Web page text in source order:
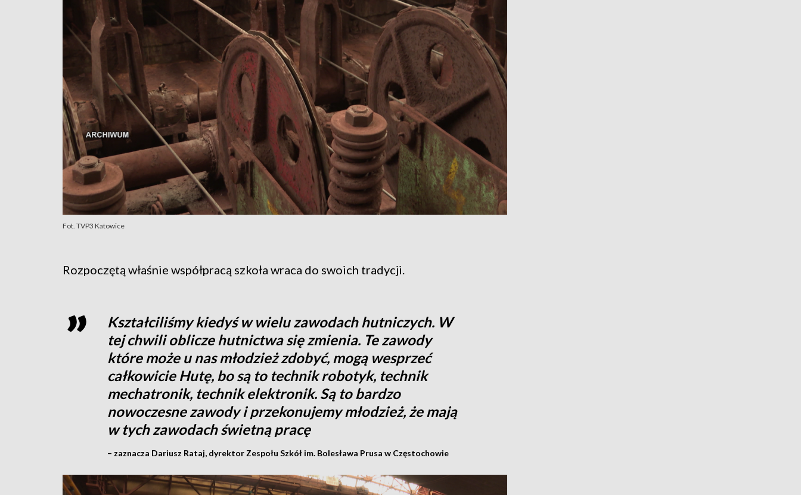
Fot. TVP3 Katowice
Rozpoczętą właśnie współpracą szkoła wraca do swoich tradycji.
Kształciliśmy kiedyś w wielu zawodach hutniczych. W
tej chwili oblicze hutnictwa się zmienia. Te zawody
które może u nas młodzież zdobyć, mogą wesprzeć
całkowicie Hutę, bo są to technik robotyk, technik
mechatronik, technik elektronik. Są to bardzo
nowoczesne zawody i przekonujemy młodzież, że mają
w tych zawodach świetną pracę
– zaznacza Dariusz Rataj, dyrektor Zespołu Szkół im. Bolesława Prusa w Częstochowie